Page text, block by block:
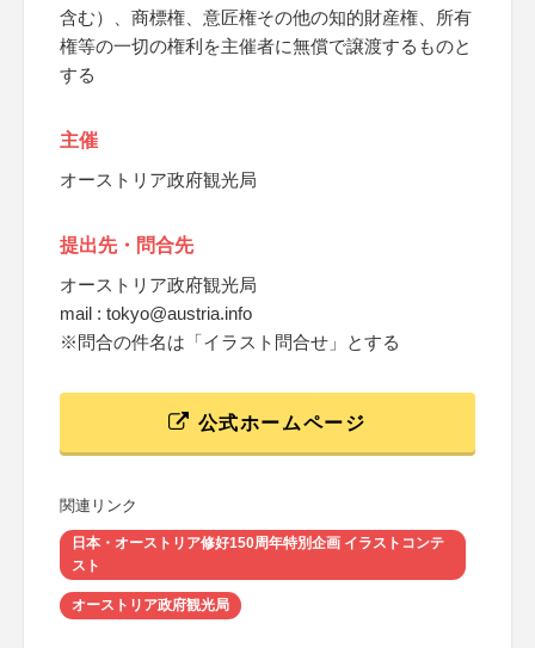
含む）、商標権、意匠権その他の知的財産権、所有
権等の一切の権利を主催者に無償で譲渡するものと
する
主催
オーストリア政府観光局
提出先・問合先
オーストリア政府観光局
mail : tokyo@austria.info
※問合の件名は「イラスト問合せ」とする
公式ホームページ
関連リンク
日本・オーストリア修好150周年特別企画 イラストコンテ
スト
オーストリア政府観光局